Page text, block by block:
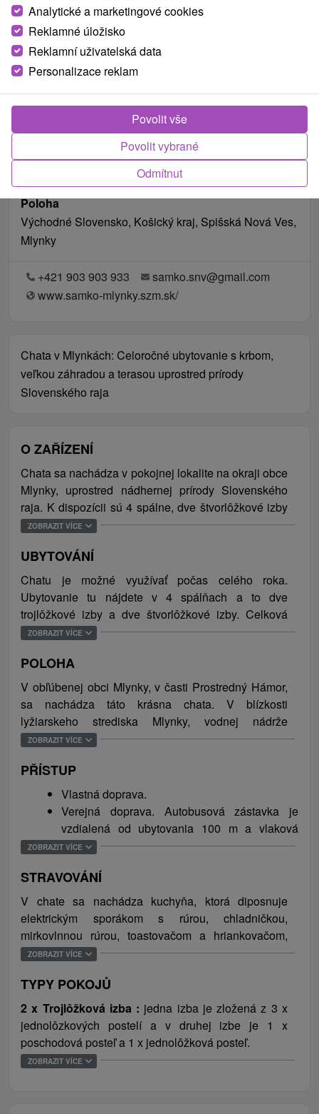
Poloha
Východné Slovensko, Košický kraj, Spišská Nová Ves,
Mlynky
+421 903 903 933
samko.snv@gmail.com
www.samko-mlynky.szm.sk/
Chata v Mlynkách: Celoročné ubytovanie s krbom,
veľkou záhradou a terasou uprostred prírody
Slovenského raja
O ZAŘÍZENÍ
Chata sa nachádza v pokojnej lokalite na okraji obce
Mlynky, uprostred nádhernej prírody Slovenského
raja. K dispozícii sú 4 spálne, dve štvorlôžkové izby
a dve trojlôžkové, spoločenská miestnosť s krbom
sú dve kúpeľne s toaletami. Jedlo podľa svojej chuti
si pripravíte v kompletne vybavenej kuchyni s
jedálenskou časťou. Samozrejmosťou je bezplatné
WiFi pripojenie na internet. Vo veľkej záhrade, ktorá
patrí k chate je priestranná terasa so záhradným
posedením, veľkým grilom a kotlík na guláš.
Parkovanie je zabezpečené priamo pri chate.
Ideálna poloha na trávenie aktívnej dovolenky,
príjemných lesných prechádzok, turistických a
cyklistických tras. Váš pobyt si môžete spríjemniť
hubárčením alebo zberom lesných plodov.
vodnej nádrže Palcmanská Maša a Slovenského
raja, ktorý patrí k jedným z najkrajších národných
parkov na Slovensku. Jeho prírodné rezervácie,
planiny, tiesňavy, rokliny, vodopády a kaňony sú
vyhľadávanou atrakciou pre všetkých milovníkov
poteší aj najnáročnejších turistov. V letnom období si
môžete oddýchnuť na letnom kúpalisku Spišská
Nová Ves, Thermal park Vrbov alebo v Aquacity
Poprad. V zimnom období si milovníci lyžovania
prídu na svoje v blízkom obľúbenom stredisku
Mlynky, v Krompachoch - Plejsy, Ski centre Levoča
alebo vo Vysokých Tatrách.
ZOBRAZIT VÍCE
UBYTOVÁNÍ
Chatu je možné využívať počas celého roka.
Ubytovanie tu nájdete v 4 spálňach a to dve
trojlôžkové izby a dve štvorlôžkové izby. Celková
kapacita chaty je pre 14 osôb.
ZOBRAZIT VÍCE
POLOHA
V obľúbenej obci Mlynky, v časti Prostredný Hámor,
sa nachádza táto krásna chata. V blízkosti
lyžiarskeho strediska Mlynky, vodnej nádrže
Palcmanská Maša, či Dobšinskej ľadovej jaskyne.
ZOBRAZIT VÍCE
PŘÍSTUP
Vlastná doprava.
Verejná doprava. Autobusová zástavka je
vzdialená od ubytovania 100 m a vlaková
stanica sa nachádza 500 m od chaty.
ZOBRAZIT VÍCE
STRAVOVÁNÍ
V chate sa nachádza kuchyňa, ktorá diposnuje
elektrickým sporákom s rúrou, chladničkou,
mirkovlnnou rúrou, toastovačom a hriankovačom,
mraznička a rýchlovarná kanvica. Nachádza sa tu
ZOBRAZIT VÍCE
TYPY POKOJŮ
2 x Trojlôžková izba : jedna izba je zložená z 3 x
jednolôzkových postelí a v druhej izbe je 1 x
poschodová posteľ a 1 x jednolôžková posteľ.
2 x Štvorlôžková izba :jedna ize je zložená z 4 x
ZOBRAZIT VÍCE
Analytické a marketingové cookies
Reklamné úložisko
Reklamní uživatelská data
Personalizace reklam
Odmítnut
Povolit vybrané
Povolit vše